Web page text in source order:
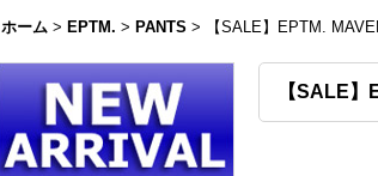
ホーム > EPTM. > PANTS > 【SALE】EPTM.
【SALE